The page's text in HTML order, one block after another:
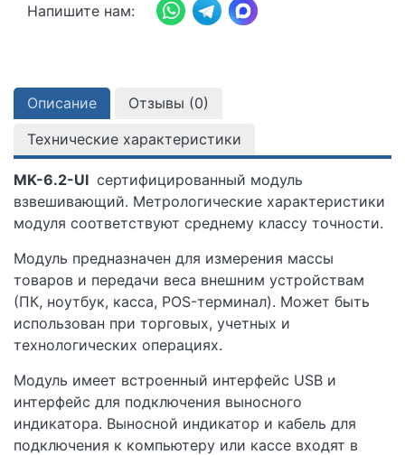
Напишите нам:
Описание Отзывы (0)
Технические характеристики
MK-6.2-UI сертифицированный модуль
взвешивающий. Метрологические характеристики
модуля соответствуют среднему классу точности.
Модуль предназначен для измерения массы
товаров и передачи веса внешним устройствам
(ПК, ноутбук, касса, POS-терминал). Может быть
использован при торговых, учетных и
технологических операциях.
Модуль имеет встроенный интерфейс USB и
интерфейс для подключения выносного
индикатора. Выносной индикатор и кабель для
подключения к компьютеру или кассе входят в